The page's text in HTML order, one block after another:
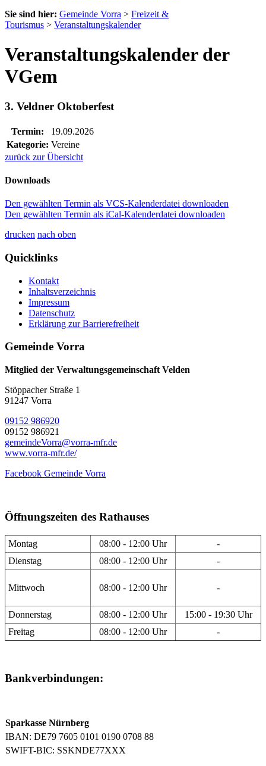
Sie sind hier: Gemeinde Vorra > Freizeit &
Tourismus > Veranstaltungskalender
Veranstaltungskalender der
VGem
3. Veldner Oktoberfest
Termin:
19.09.2026
Kategorie: Vereine
zurück zur Übersicht
Downloads
Den gewählten Termin als VCS-Kalenderdatei downloaden
Den gewählten Termin als iCal-Kalenderdatei downloaden
drucken nach oben
Quicklinks
Kontakt
Inhaltsverzeichnis
Impressum
Datenschutz
Erklärung zur Barrierefreiheit
Gemeinde Vorra
Mitglied der Verwaltungsgemeinschaft Velden
Stöppacher Straße 1
91247 Vorra
09152 986920
09152 986921
gemeindeVorra@vorra-mfr.de
www.vorra-mfr.de/
Facebook Gemeinde Vorra
Öffnungszeiten des Rathauses
Montag 08:00 - 12:00 Uhr
-
Dienstag
08:00 - 12:00 Uhr -
Mittwoch 08:00 - 12:00 Uhr -
Donnerstag 08:00 - 12:00 Uhr
15:00 - 19:30 Uhr
Freitag
08:00 - 12:00 Uhr -
Bankverbindungen:
Sparkasse Nürnberg
IBAN: DE79 7605 0101 0190 0708 88
SWIFT-BIC: SSKNDE77XXX